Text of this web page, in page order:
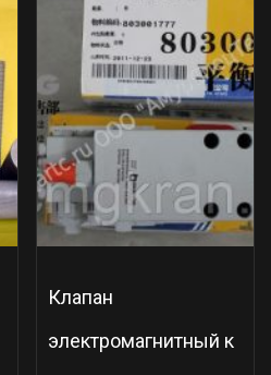
Клапан
электромагнитный к